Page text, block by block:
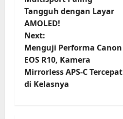
s
t
n
a
v
Tangguh dengan Layar
AMOLED!
Next:
Menguji Performa Canon
EOS R10, Kamera
Mirrorless APS-C Tercepat
di Kelasnya